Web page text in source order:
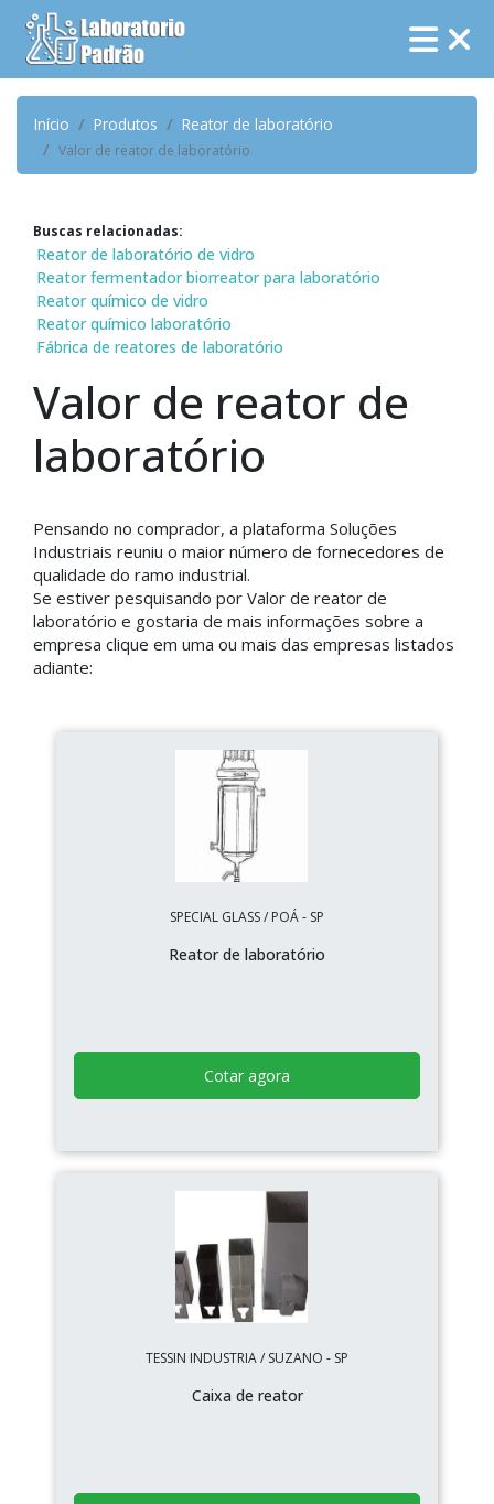
Início Produtos Reator de laboratório
Valor de reator de laboratório
Buscas relacionadas:
Reator de laboratório de vidro
Reator fermentador biorreator para laboratório
Reator químico de vidro
Reator químico laboratório
Fábrica de reatores de laboratório
Valor de reator de
laboratório
Pensando no comprador, a plataforma Soluções
Industriais reuniu o maior número de fornecedores de
qualidade do ramo industrial.
Se estiver pesquisando por Valor de reator de
laboratório e gostaria de mais informações sobre a
empresa clique em uma ou mais das empresas listados
adiante:
SPECIAL GLASS / POÁ - SP
Reator de laboratório
Cotar agora
TESSIN INDUSTRIA / SUZANO - SP
Caixa de reator